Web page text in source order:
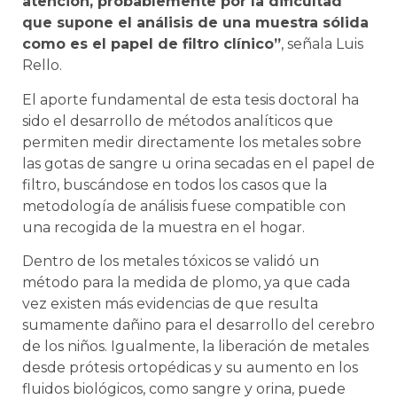
que supone el análisis de una muestra sólida
como es el papel de filtro clínico”, señala Luis
Rello.
El aporte fundamental de esta tesis doctoral ha
sido el desarrollo de métodos analíticos que
permiten medir directamente los metales sobre
las gotas de sangre u orina secadas en el papel de
filtro, buscándose en todos los casos que la
metodología de análisis fuese compatible con
una recogida de la muestra en el hogar.
Dentro de los metales tóxicos se validó un
método para la medida de plomo, ya que cada
vez existen más evidencias de que resulta
sumamente dañino para el desarrollo del cerebro
de los niños. Igualmente, la liberación de metales
desde prótesis ortopédicas y su aumento en los
fluidos biológicos, como sangre y orina, puede